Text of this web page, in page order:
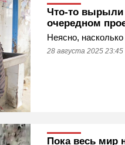
Что-то вырыли
очередном
Неясно,
28 августа 2025 23:45
Пока весь мир